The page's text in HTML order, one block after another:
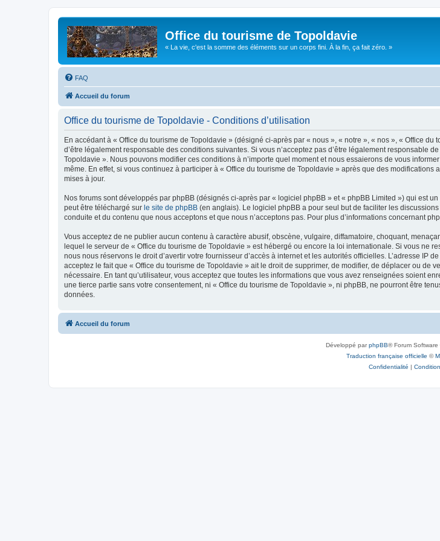
Office du tourisme de Topoldavie
« La vie, c'est la somme des éléments sur un corps fini. À la fin, ça fait zéro. »
FAQ
Accueil du forum
Office du tourisme de Topoldavie - Conditions d’utilisation
En accédant à « Office du tourisme de Topoldavie » (désigné ci-après par « nous », « notre », « nos », « Office
d’être légalement responsable des conditions suivantes. Si vous n’acceptez pas d’être légalement responsable
Topoldavie ». Nous pouvons modifier ces conditions à n’importe quel moment et nous essaierons de vous
même. En effet, si vous continuez à participer à « Office du tourisme de Topoldavie » après que des
mises à jour.
Nos forums sont développés par phpBB (désignés ci-après par « logiciel phpBB » et « phpBB Limited ») qui est
peut être téléchargé sur le site de phpBB (en anglais). Le logiciel phpBB a pour seul but de faciliter les
conduite et du contenu que nous acceptons et que nous n’acceptons pas. Pour plus d’informations concernant
Vous acceptez de ne publier aucun contenu à caractère abusif, obscène, vulgaire, diffamatoire, choquant,
lequel le serveur de « Office du tourisme de Topoldavie » est hébergé ou encore la loi internationale. Si vous ne
nous nous réservons le droit d’avertir votre fournisseur d’accès à internet et les autorités officielles. L’adresse IP
acceptez le fait que « Office du tourisme de Topoldavie » ait le droit de supprimer, de modifier, de déplacer ou de
nécessaire. En tant qu’utilisateur, vous acceptez que toutes les informations que vous avez renseignées soient
une tierce partie sans votre consentement, ni « Office du tourisme de Topoldavie », ni phpBB, ne pourront être
données.
Accueil du forum
Développé parphpBB® Forum
Traduction française officielle ©
Confidentialité |